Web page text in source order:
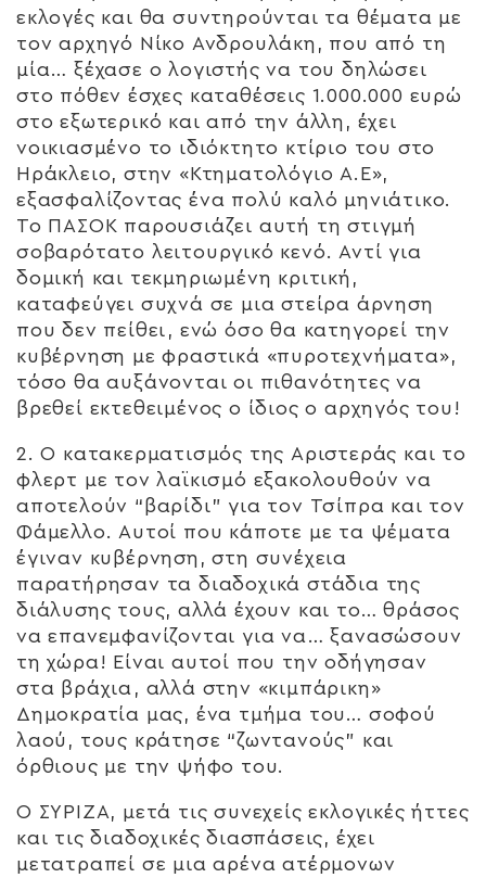
εκλογές και θα συντηρούνται τα θέματα με
τον αρχηγό Νίκο Ανδρουλάκη, που από τη
μία… ξέχασε ο λογιστής να του δηλώσει
στο πόθεν έσχες καταθέσεις 1.000.000 ευρώ
στο εξωτερικό και από την άλλη, έχει
νοικιασμένο το ιδιόκτητο κτίριο του στο
Ηράκλειο, στην «Κτηματολόγιο Α.Ε»,
εξασφαλίζοντας ένα πολύ καλό μηνιάτικο.
Το ΠΑΣΟΚ παρουσιάζει αυτή τη στιγμή
σοβαρότατο λειτουργικό κενό. Αντί για
δομική και τεκμηριωμένη κριτική,
καταφεύγει συχνά σε μια στείρα άρνηση
που δεν πείθει, ενώ όσο θα κατηγορεί την
κυβέρνηση με φραστικά «πυροτεχνήματα»,
τόσο θα αυξάνονται οι πιθανότητες να
βρεθεί εκτεθειμένος ο ίδιος ο αρχηγός του!
2. Ο κατακερματισμός της Αριστεράς και το
φλερτ με τον λαϊκισμό εξακολουθούν να
αποτελούν “βαρίδι” για τον Τσίπρα και τον
Φάμελλο. Αυτοί που κάποτε με τα ψέματα
έγιναν κυβέρνηση, στη συνέχεια
παρατήρησαν τα διαδοχικά στάδια της
διάλυσης τους, αλλά έχουν και το… θράσος
να επανεμφανίζονται για να… ξανασώσουν
τη χώρα! Είναι αυτοί που την οδήγησαν
στα βράχια, αλλά στην «κιμπάρικη»
Δημοκρατία μας, ένα τμήμα του… σοφού
λαού, τους κράτησε “ζωντανούς” και
όρθιους με την ψήφο του.
Ο ΣΥΡΙΖΑ, μετά τις συνεχείς εκλογικές ήττες
και τις διαδοχικές διασπάσεις, έχει
μετατραπεί σε μια αρένα ατέρμονων